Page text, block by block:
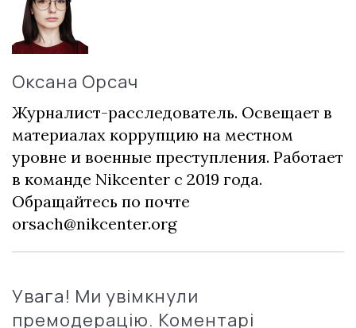
Оксана Орсач
Журналист-расследователь. Освещает в
материалах коррупцию на местном
уровне и военные преступления. Работает
в команде Nikcenter с 2019 года.
Обращайтесь по почте
orsach@nikcenter.org
Увага! Ми увімкнули
премодерацію. Коментарі